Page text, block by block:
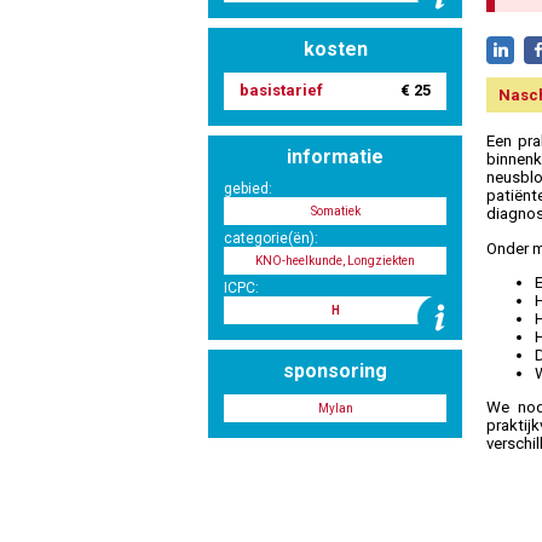
kosten
basistarief € 25
informatie
gebied:
Somatiek
categorie(ën):
KNO-heelkunde, Longziekten
ICPC:
H
sponsoring
Mylan
Een
Onder
We